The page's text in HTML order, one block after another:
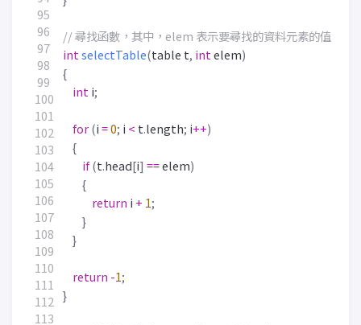
97
104
107
int selectTable(table t, int elem)
{
int i;
for(i =0; i < t.length; i++)
{
if(t.head[i] ==elem)
{
return i + 1;
}
}
return -1;
}